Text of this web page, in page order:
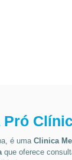
Pró
é uma Clinica
que oferece